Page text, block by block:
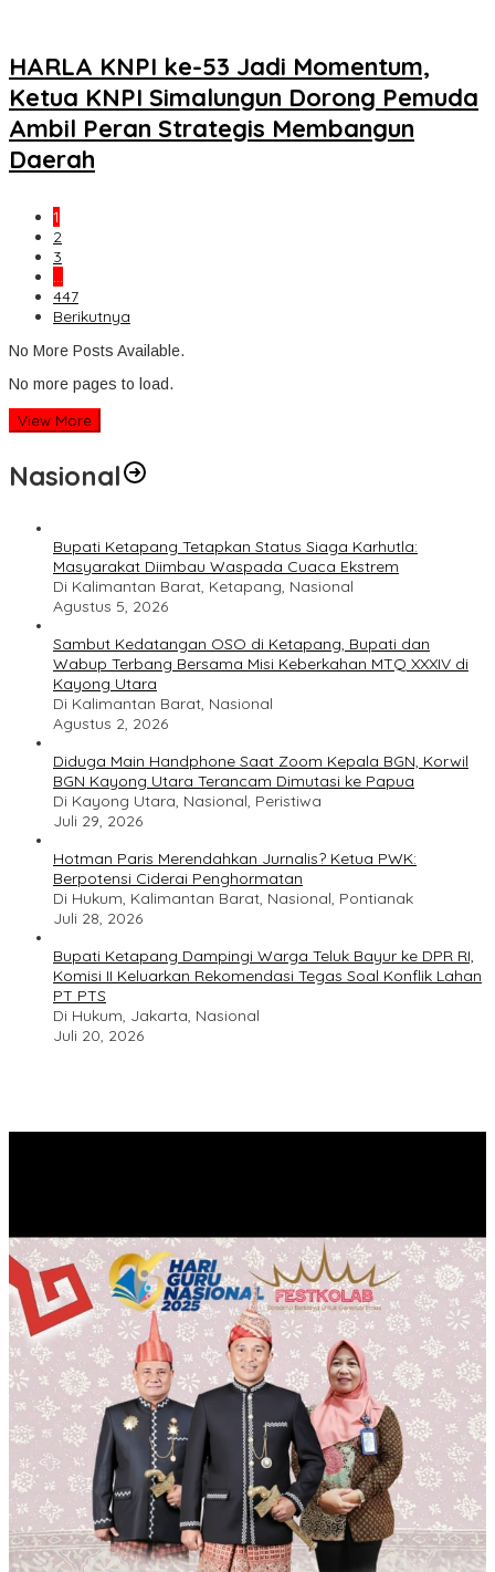
HARLA KNPI ke-53 Jadi Momentum,
Ketua KNPI Simalungun Dorong Pemuda
Ambil Peran Strategis Membangun
Daerah
1
2
3
…
447
Berikutnya
No More Posts Available.
No more pages to load.
View More
Nasional
Bupati Ketapang Tetapkan Status Siaga Karhutla:
Masyarakat Diimbau Waspada Cuaca Ekstrem
Di Kalimantan Barat, Ketapang, Nasional
Agustus 5, 2026
Sambut Kedatangan OSO di Ketapang, Bupati dan
Wabup Terbang Bersama Misi Keberkahan MTQ XXXIV di
Kayong Utara
Di Kalimantan Barat, Nasional
Agustus 2, 2026
Diduga Main Handphone Saat Zoom Kepala BGN, Korwil
BGN Kayong Utara Terancam Dimutasi ke Papua
Di Kayong Utara, Nasional, Peristiwa
Juli 29, 2026
Hotman Paris Merendahkan Jurnalis? Ketua PWK:
Berpotensi Ciderai Penghormatan
Di Hukum, Kalimantan Barat, Nasional, Pontianak
Juli 28, 2026
Bupati Ketapang Dampingi Warga Teluk Bayur ke DPR RI,
Komisi II Keluarkan Rekomendasi Tegas Soal Konflik Lahan
PT PTS
Di Hukum, Jakarta, Nasional
Juli 20, 2026